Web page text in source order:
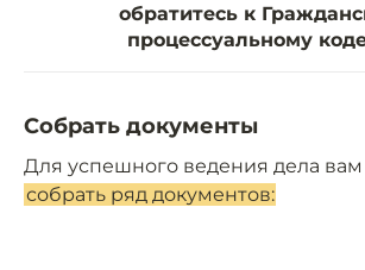
обратитесь к
процессуальному
Собрать документы
Для успешного ведения дела вам
собрать ряд документов: